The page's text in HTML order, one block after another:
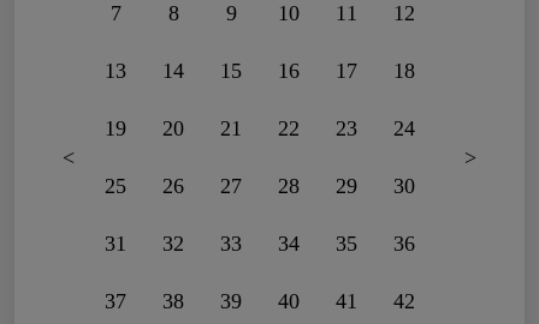
<
7 8 9 10 11 12
13 14 15 16 17 18
19 20 21 22 23 24
25 26 27 28 29 30
31 32 33 34 35 36
37 38 39 40 41 42
>